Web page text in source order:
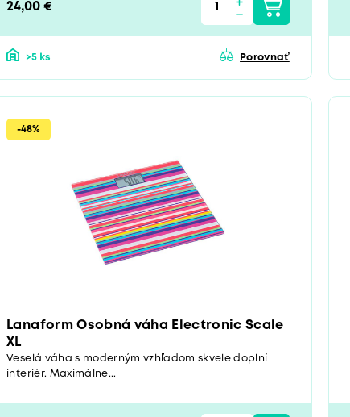
24,00 €
>5 ks Porovnať
-48%
Lanaform Osobná váha Electronic Scale
XL
Veselá váha s moderným vzhľadom skvele doplní
interiér. Maximálne...